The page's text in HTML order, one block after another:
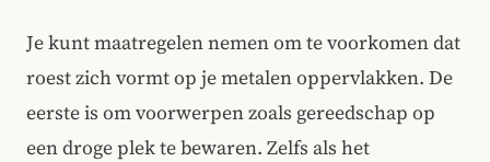
Je kunt maatregelen nemen om te voorkomen dat
roest zich vormt op je metalen oppervlakken. De
eerste is om voorwerpen zoals gereedschap op
een droge plek te bewaren. Zelfs als het